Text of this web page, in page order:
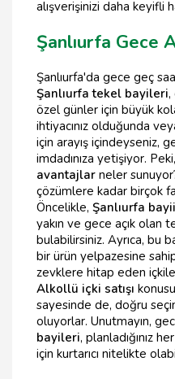
alışverişinizi daha keyifli
Şanlıurfa Gece
Şanlıurfa'da gece geç
Şanlıurfa tekel bayileri,
özel günler için büyük
ihtiyacınız olduğunda
için arayış içindeyseniz,
imdadınıza yetişiyor.
avantajlar neler
çözümlere kadar birçok
Öncelikle, Şanlıurfa
yakın ve gece açık olan
bulabilirsiniz. Ayrıca, bu
bir ürün yelpazesine
zevklere hitap eden
Alkollü içki satışı
sayesinde de, doğru
oluyorlar. Unutmayın,
bayileri, planladığınız
için kurtarıcı nitelikte